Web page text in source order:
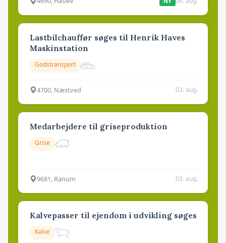
Lastbilchauffør søges til Henrik Haves
Maskinstation
Godstransport
4700, Næstved 03. aug.
Medarbejdere til griseproduktion
Grise
9681, Ranum 03. aug.
Kalvepasser til ejendom i udvikling søges
Kalve